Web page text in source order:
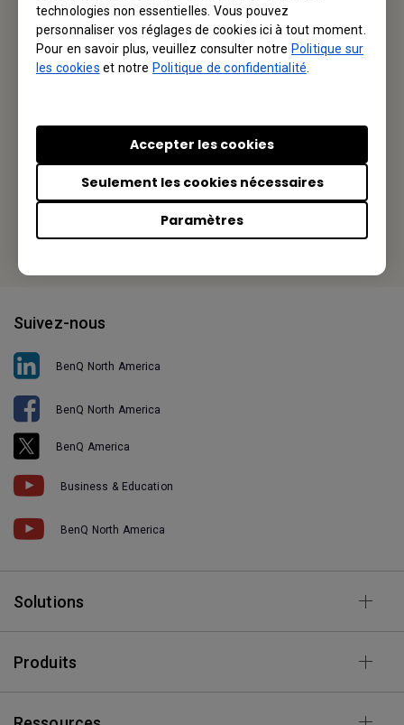
technologies non essentielles. Vous pouvez
personnaliser vos réglages de cookies ici à tout moment.
Pour en savoir plus, veuillez consulter notrePolitique sur
les cookies et notrePolitique de confidentialité
Paramètres
Seulement les cookies nécessaires
Accepter les cookies
Votre BenQ
BenQ America Corp.
Tel: +1-714-559-4900
Fax: +1-714-557-0200
Suivez-nous
BenQ North America
BenQ North America
BenQ America
Business & Education
BenQ North America
Solutions
Produits